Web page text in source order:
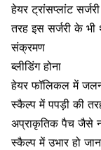
हेयर ट्रांसप्लांट
तरह इस सर्जरी के भी
संक्रमण
ब्लीडिंगहोना
हेयर फॉलिकल में जलन
स्कैल्प में पपड़ी की
अप्राकृतिक पैच जैसे
स्कैल्प में उभार हो